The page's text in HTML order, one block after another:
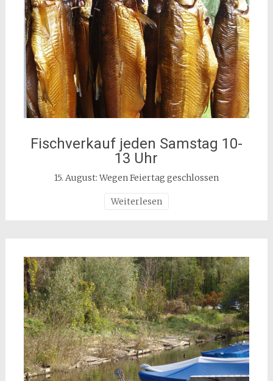
Fischverkauf jeden Samstag 10-
13 Uhr
15. August: Wegen Feiertag geschlossen
Weiterlesen